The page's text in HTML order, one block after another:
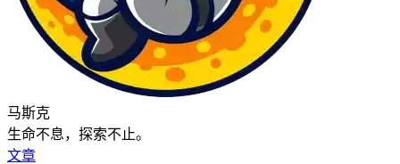
马斯克
生命不息，探索不止。
文章